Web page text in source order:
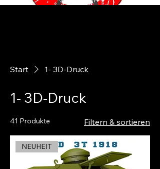
Start 1- 3D-Druck
1- 3D-Druck
41 Produkte Filtern & sortieren
NEUHEIT